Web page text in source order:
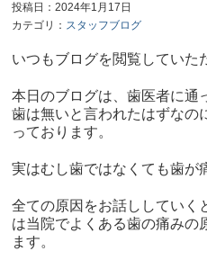
投稿日：2024年1月17日
カテゴリ： スタッフブログ
いつもブログを閲覧していた
本日のブログは、歯医者に通
歯は無いと言われたはずなの
っております。
実はむし歯ではなくても歯が
全ての原因をお話ししていく
は当院でよくある歯の痛みの
ます。